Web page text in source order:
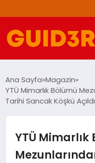
YAŞAM
Ana Sayfa Magazin
YTÜ Mimarlık Bölümü
Tarihi Sancak Köşkü Açıldı
YTÜ Mimarlık